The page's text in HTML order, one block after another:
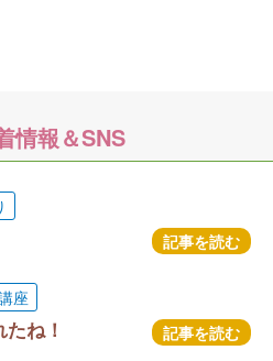
情報＆SNS
記事を読む
座
ね！ 記事を読む